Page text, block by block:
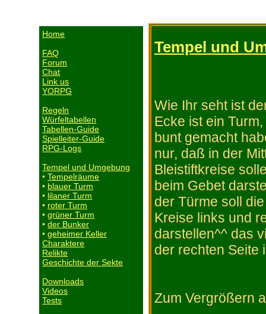
Home
FAQ
Forum
Chat
Link us
YORPG
Regeln
Würfeltabellen
Tabellen-Guide
Spielleiter-Guide
RPG-Logs
Tempel und Umgebung
•Tempelräume
• blauer Turm
• lilaner Turm
• roter Turm
•grüner Turm
•der Bunker
•geheimer Keller
Charaktere
Relikte
Geschichte der Sekte
Downloads
Videos
Tests
Tempel und
Wie Ihr seht ist
Ecke ist ein
bunt gemacht
nur, daß in der
Bleistiftkreise
beim Gebet
der Türme soll
Kreise links und
darstellen^^ das
der rechten Seite
Zum Vergrößern